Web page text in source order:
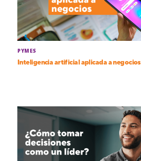
PYMES
Inteligencia artificial aplicada a negocios